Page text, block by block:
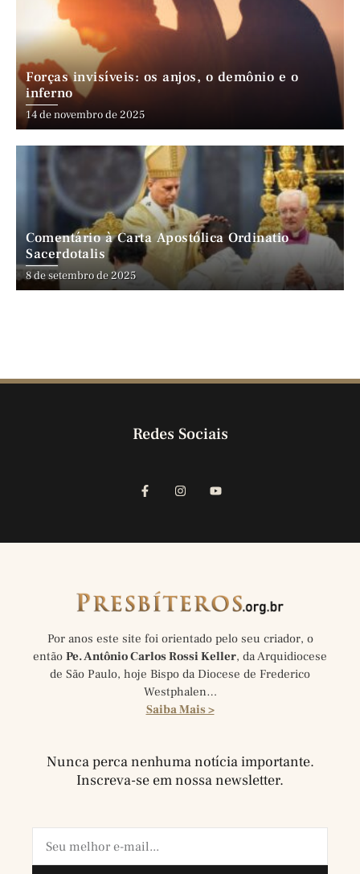
Forças invisíveis: os anjos, o demônio e o
inferno
14 de novembro de 2025
Comentário à Carta Apostólica Ordinatio
Sacerdotalis
8 de setembro de 2025
Redes Sociais
Por anos este site foi orientado pelo seu criador, o
então Pe. Antônio Carlos Rossi Keller, da Arquidiocese
de São Paulo, hoje Bispo da Diocese de Frederico
Westphalen…
Saiba Mais >
Nunca perca nenhuma notícia importante.
Inscreva-se em nossa newsletter.